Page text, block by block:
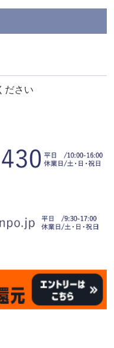
ださい